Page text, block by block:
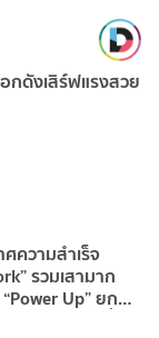
กดังเสิร์ฟแรงสวย
ความสำเร็จ
รวมเสามาก
Up” ยก